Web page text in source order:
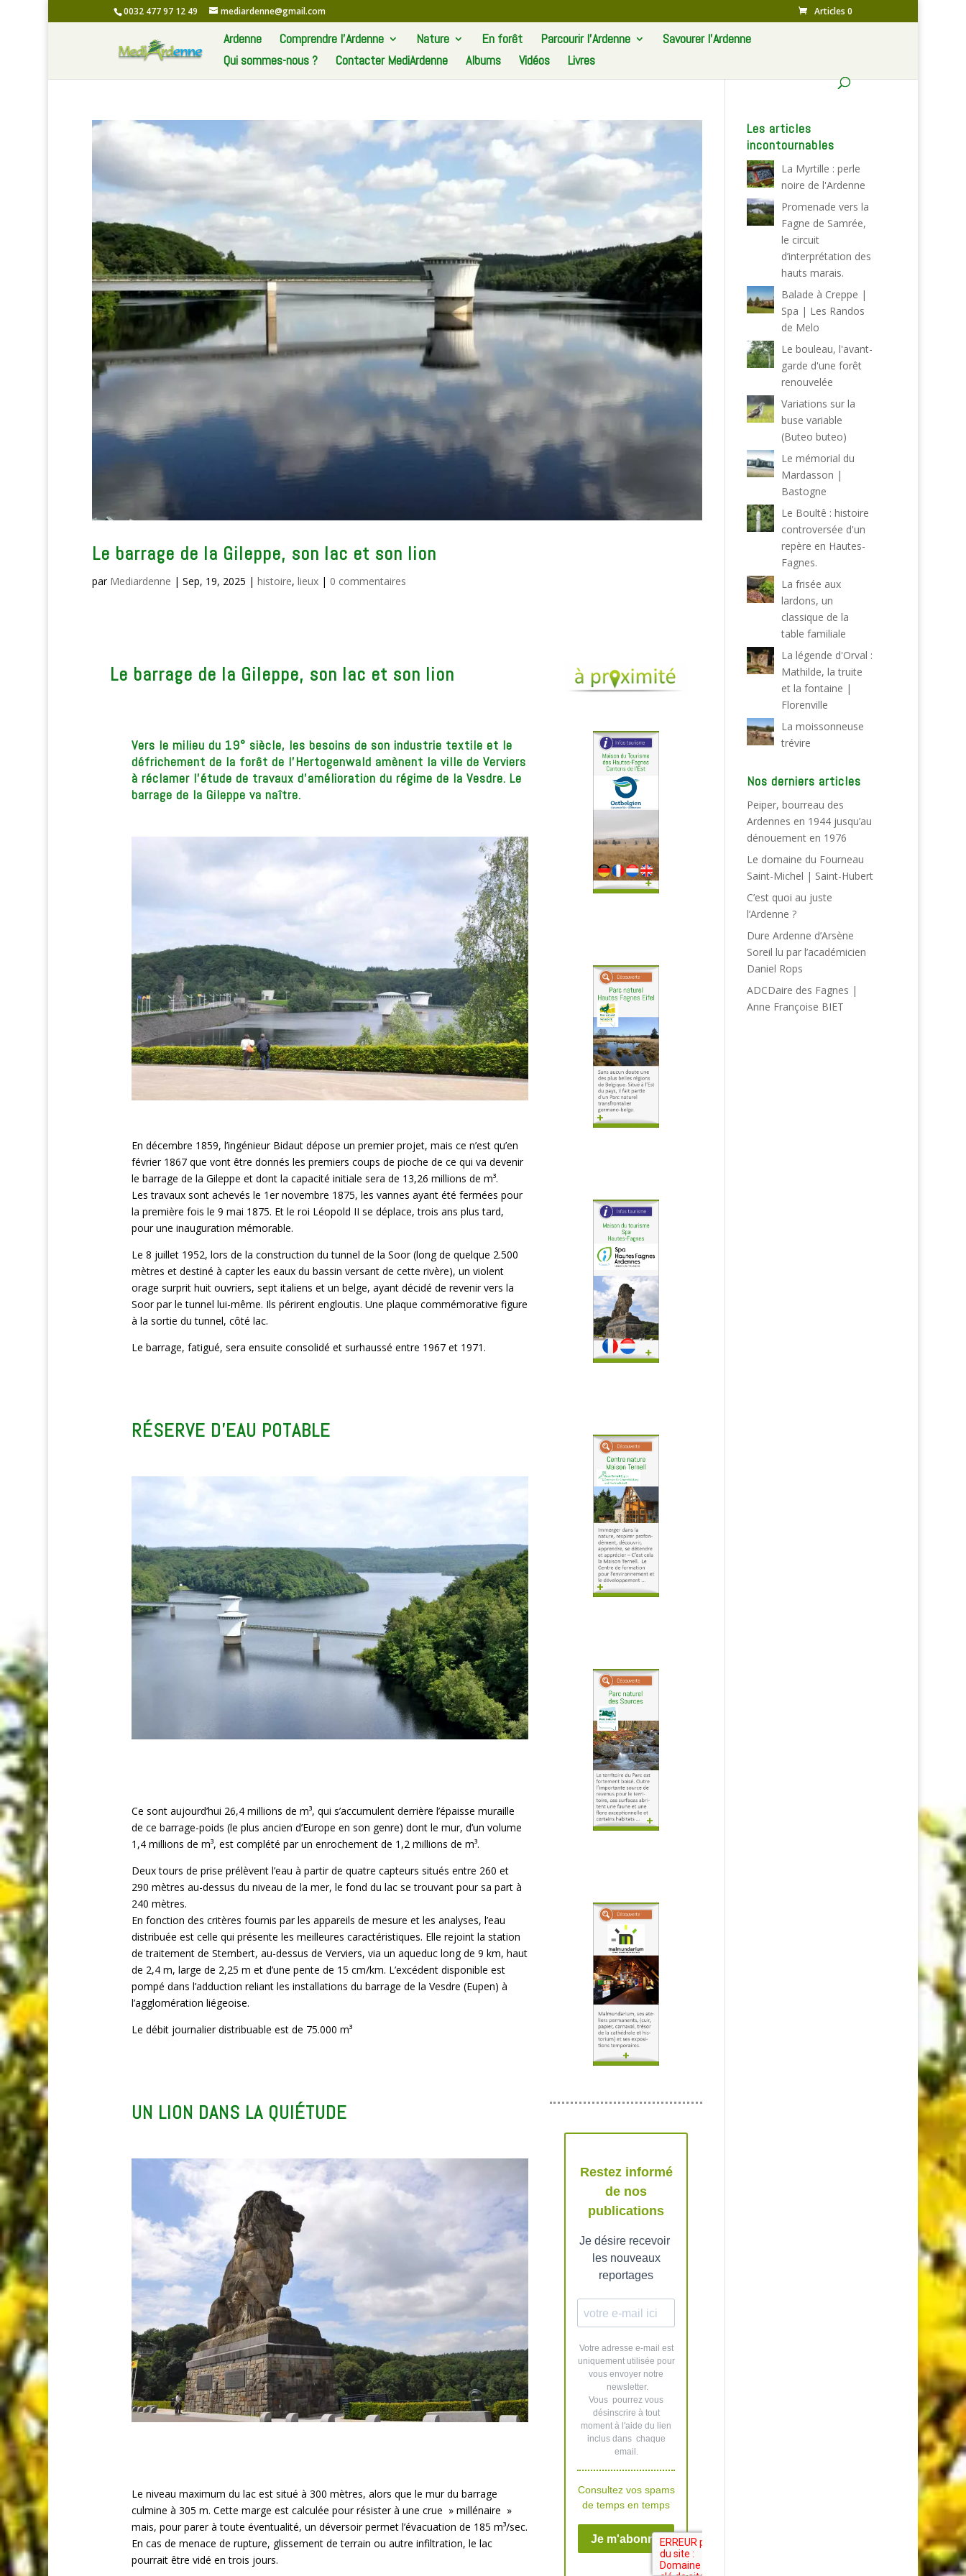
0032 477 97 12 49 mediardenne@gmail.com Articles 0
Ardenne Comprendre l’Ardenne Nature En forêt Parcourir l’Ardenne
Savourer l’Ardenne
Qui sommes-nous ?
Contacter MediArdenne Albums Vidéos Livres
Le barrage de la Gileppe, son lac et son lion
par Mediardenne | Sep, 19, 2025 | histoire, lieux| 0 commentaires
Le barrage de la Gileppe, son lac et son lion
Vers le milieu du 19° siècle, les besoins de son industrie textile et le
défrichement de la forêt de l’Hertogenwald amènent la ville de Verviers
à réclamer l’étude de travaux d’amélioration du régime de la Vesdre. Le
barrage de la Gileppe va naître.
En décembre 1859, l’ingénieur Bidaut dépose un premier projet, mais ce n’est qu’en
février 1867 que vont être donnés les premiers coups de pioche de ce qui va devenir
le barrage de la Gileppe et dont la capacité initiale sera de 13,26 millions de m³.
Les travaux sont achevés le 1er novembre 1875, les vannes ayant été fermées pour
la première fois le 9 mai 1875. Et le roi Léopold II se déplace, trois ans plus tard,
pour une inauguration mémorable.
Le 8 juillet 1952, lors de la construction du tunnel de la Soor (long de quelque 2.500
mètres et destiné à capter les eaux du bassin versant de cette rivère), un violent
orage surprit huit ouvriers, sept italiens et un belge, ayant décidé de revenir vers la
Soor par le tunnel lui-même. Ils périrent engloutis. Une plaque commémorative figure
à la sortie du tunnel, côté lac.
Le barrage, fatigué, sera ensuite consolidé et surhaussé entre 1967 et 1971.
RÉSERVE D’EAU POTABLE
Ce sont aujourd’hui 26,4 millions de m³, qui s’accumulent derrière l’épaisse muraille
de ce barrage-poids (le plus ancien d’Europe en son genre) dont le mur, d’un volume
1,4 millions de m³, est complété par un enrochement de 1,2 millions de m³.
Deux tours de prise prélèvent l’eau à partir de quatre capteurs situés entre 260 et
290 mètres au-dessus du niveau de la mer, le fond du lac se trouvant pour sa part à
240 mètres.
En fonction des critères fournis par les appareils de mesure et les analyses, l’eau
distribuée est celle qui présente les meilleures caractéristiques. Elle rejoint la station
de traitement de Stembert, au-dessus de Verviers, via un aqueduc long de 9 km, haut
de 2,4 m, large de 2,25 m et d’une pente de 15 cm/km. L’excédent disponible est
pompé dans l’adduction reliant les installations du barrage de la Vesdre (Eupen) à
l’agglomération liégeoise.
Le débit journalier distribuable est de 75.000 m³
UN LION DANS LA QUIÉTUDE
Le niveau maximum du lac est situé à 300 mètres, alors que le mur du barrage
culmine à 305 m. Cette marge est calculée pour résister à une crue » millénaire »
mais, pour parer à toute éventualité, un déversoir permet l’évacuation de 185 m³/sec.
En cas de menace de rupture, glissement de terrain ou autre infiltration, le lac
pourrait être vidé en trois jours.
Les articles
incontournables
La Myrtille : perle
noire de l'Ardenne
Promenade vers la
Fagne de Samrée,
le circuit
d’interprétation des
hauts marais.
Balade à Creppe |
Spa | Les Randos
de Melo
Le bouleau, l'avant-
garde d'une forêt
renouvelée
Variations sur la
buse variable
(Buteo buteo)
Le mémorial du
Mardasson |
Bastogne
Le Boultê : histoire
controversée d'un
repère en Hautes-
Fagnes.
La frisée aux
lardons, un
classique de la
table familiale
La légende d'Orval :
Mathilde, la truite
et la fontaine |
Florenville
La moissonneuse
trévire
Nos derniers articles
Peiper, bourreau des
Ardennes en 1944 jusqu’au
dénouement en 1976
Le domaine du Fourneau
Saint-Michel | Saint-Hubert
C’est quoi au juste
l’Ardenne ?
Dure Ardenne d’Arsène
Soreil lu par l’académicien
Daniel Rops
ADCDaire des Fagnes |
Anne Françoise BIET